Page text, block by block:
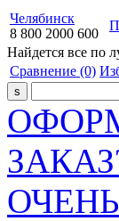
Челябинск
8 800 2000 600
Найдется все по
Сравнение (0)